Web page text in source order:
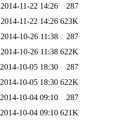
2014-11-22 14:26
287
2014-11-22 14:26 623K
2014-10-26 11:38
287
2014-10-26 11:38 622K
2014-10-05 18:30
287
2014-10-05 18:30 622K
2014-10-04 09:10
287
2014-10-04 09:10 621K